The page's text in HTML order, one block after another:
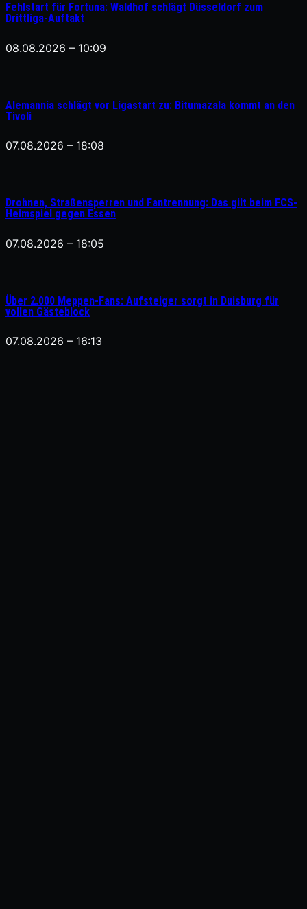
Fehlstart für Fortuna: Waldhof schlägt Düsseldorf zum
Drittliga-Auftakt
08.08.2026 – 10:09
Alemannia schlägt vor Ligastart zu: Bitumazala kommt an den
Tivoli
07.08.2026 – 18:08
Drohnen, Straßensperren und Fantrennung: Das gilt beim FCS-
Heimspiel gegen Essen
07.08.2026 – 18:05
Über 2.000 Meppen-Fans: Aufsteiger sorgt in Duisburg für
vollen Gästeblock
07.08.2026 – 16:13